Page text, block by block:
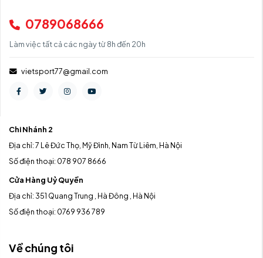
0789068666
Làm việc tất cả các ngày từ 8h đến 20h
vietsport77@gmail.com
Chi Nhánh 2
Địa chỉ: 7 Lê Đức Thọ, Mỹ Đình, Nam Từ Liêm, Hà Nội
Số điện thoại: 078 907 8666
Cửa Hàng Uỷ Quyền
Địa chỉ: 351 Quang Trung , Hà Đông , Hà Nội
Số điện thoại: 0769 936 789
Về chúng tôi